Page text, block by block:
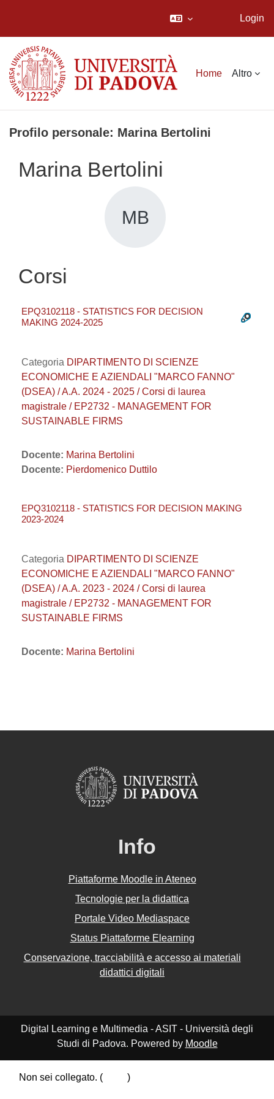
Login
Home Altro
Profilo personale: Marina Bertolini
Marina Bertolini
MB
Corsi
EPQ3102118 - STATISTICS FOR DECISION
MAKING 2024-2025
Categoria DIPARTIMENTO DI SCIENZE
ECONOMICHE E AZIENDALI "MARCO FANNO"
(DSEA) / A.A. 2024 - 2025 / Corsi di laurea
magistrale / EP2732 - MANAGEMENT FOR
SUSTAINABLE FIRMS
Docente: Marina Bertolini
Docente: Pierdomenico Duttilo
EPQ3102118 - STATISTICS FOR DECISION MAKING
2023-2024
Categoria DIPARTIMENTO DI SCIENZE
ECONOMICHE E AZIENDALI "MARCO FANNO"
(DSEA) / A.A. 2023 - 2024 / Corsi di laurea
magistrale / EP2732 - MANAGEMENT FOR
SUSTAINABLE FIRMS
Docente: Marina Bertolini
Info
Piattaforme Moodle in Ateneo
Tecnologie per la didattica
Portale Video Mediaspace
Status Piattaforme Elearning
Conservazione, tracciabilità e accesso ai materiali
didattici digitali
Digital Learning e Multimedia - ASIT - Università degli
Studi di Padova. Powered by Moodle
Non sei collegato. (
)